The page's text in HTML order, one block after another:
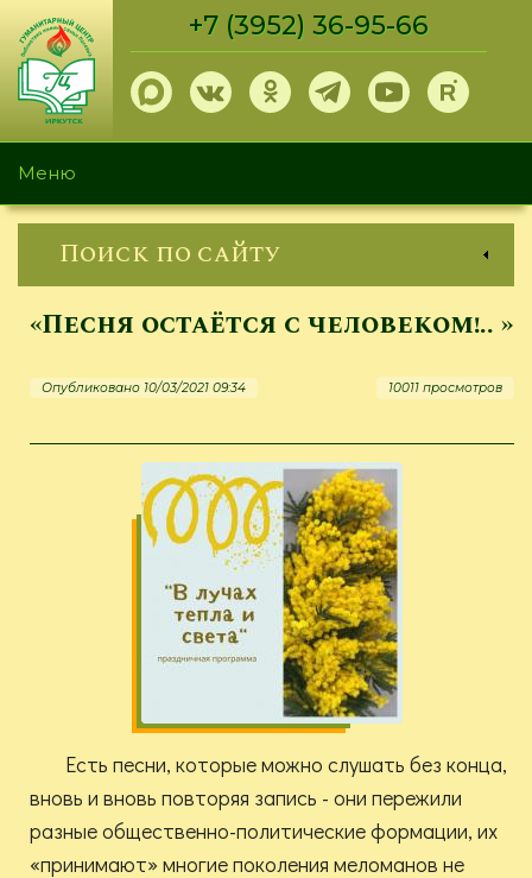
Перейти
основному
содержанию
+7 (3952) 36-95-66
Меню
Поиск по сайту
«Песня остаётся с человеком!.. »
Опубликовано 10/03/2021 09:34 10011 просмотров
Есть песни, которые можно слушать без конца,
вновь и вновь повторяя запись - они пережили
разные общественно-политические формации, их
«принимают» многие поколения меломанов не